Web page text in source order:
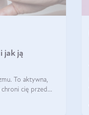
jak ją
To aktywna,
cię przed
jest